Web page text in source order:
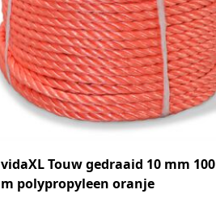
vidaXL Touw gedraaid 10 mm 100
m polypropyleen oranje